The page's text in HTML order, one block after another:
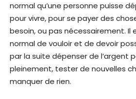
normal qu’une personne puisse
pour vivre, pour se payer des
besoin, ou pas nécessairement. Il
normal de vouloir et de devoir
par la suite dépenser de l’argent
pleinement, tester de nouvelles
manquer de rien.